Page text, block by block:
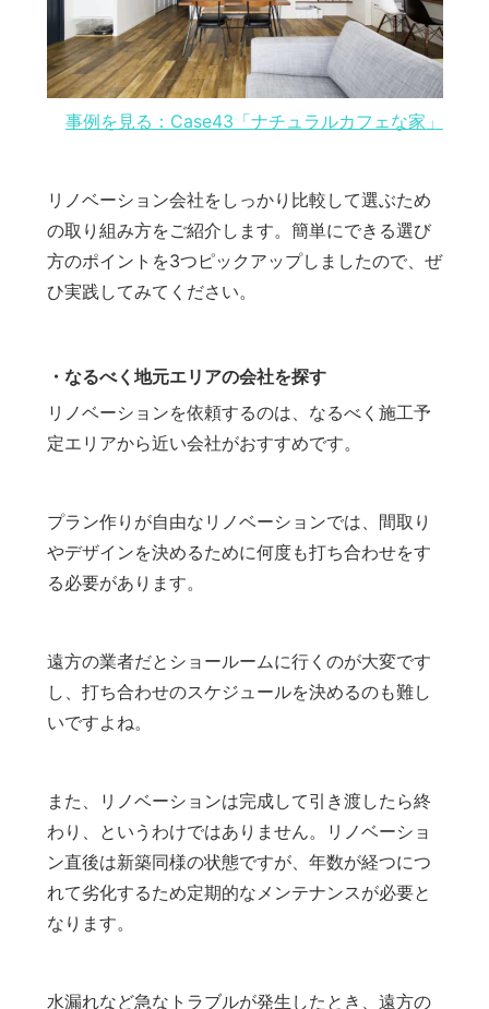
事例を見る：Case43「ナチュラルカフェな家」
リノベーション会社をしっかり比較して選ぶため
の取り組み方をご紹介します。簡単にできる選び
方のポイントを3つピックアップしましたので、ぜ
ひ実践してみてください。
・なるべく地元エリアの会社を探す
リノベーションを依頼するのは、なるべく施工予
定エリアから近い会社がおすすめです。
プラン作りが自由なリノベーションでは、間取り
やデザインを決めるために何度も打ち合わせをす
る必要があります。
遠方の業者だとショールームに行くのが大変です
し、打ち合わせのスケジュールを決めるのも難し
いですよね。
また、リノベーションは完成して引き渡したら終
わり、というわけではありません。リノベーショ
ン直後は新築同様の状態ですが、年数が経つにつ
れて劣化するため定期的なメンテナンスが必要と
なります。
水漏れなど急なトラブルが発生したとき、遠方の